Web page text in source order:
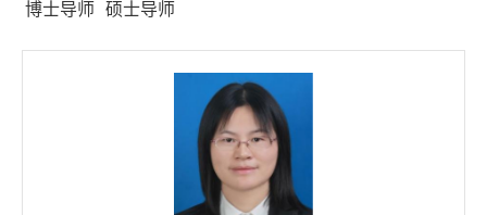
博士导师
硕士导师